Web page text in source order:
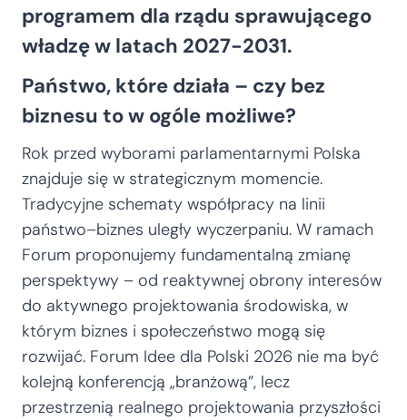
programem dla rządu sprawującego
władzę w latach 2027-2031.
Państwo, które działa – czy bez
biznesu to w ogóle możliwe?
Rok przed wyborami parlamentarnymi Polska
znajduje się w strategicznym momencie.
Tradycyjne schematy współpracy na linii
państwo–biznes uległy wyczerpaniu. W ramach
Forum proponujemy fundamentalną zmianę
perspektywy – od reaktywnej obrony interesów
do aktywnego projektowania środowiska, w
którym biznes i społeczeństwo mogą się
rozwijać. Forum Idee dla Polski 2026 nie ma być
kolejną konferencją „branżową”, lecz
przestrzenią realnego projektowania przyszłości